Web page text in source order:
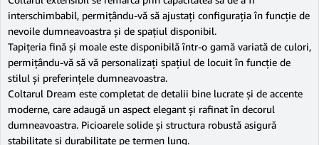
interschimbabil, permițându-vă să ajustați configurația în funcție de
nevoile dumneavoastra și de spațiul disponibil.
Tapițeria fină și moale este disponibilă într-o gamă variată de culori,
permițându-vă să vă personalizați spațiul de locuit în funcție de
stilul și preferințele dumneavoastra.
Coltarul Dream este completat de detalii bine lucrate și de accente
moderne, care adaugă un aspect elegant și rafinat în decorul
dumneavoastra. Picioarele solide și structura robustă asigură
stabilitate și durabilitate pe termen lung.